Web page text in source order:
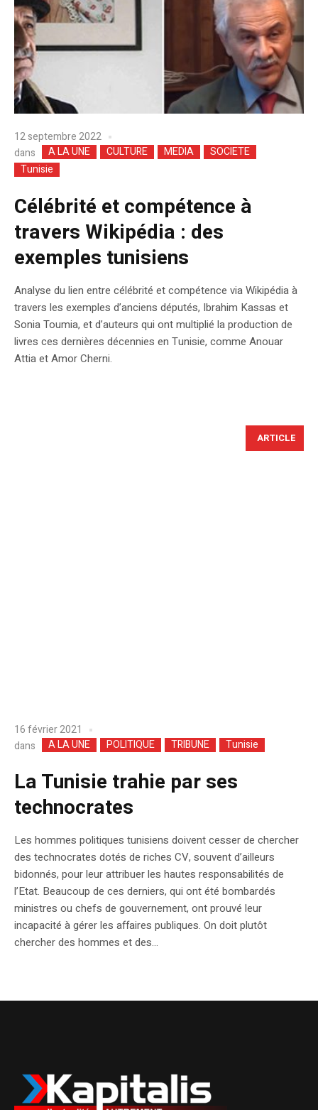
12 septembre 2022
dans
A LA UNE CULTURE MEDIA
SOCIETE
Tunisie
Célébrité et compétence à
travers Wikipédia : des
exemples tunisiens
Analyse du lien entre célébrité et compétence via Wikipédia à
travers les exemples d’anciens députés, Ibrahim Kassas et
Sonia Toumia, et d’auteurs qui ont multiplié la production de
livres ces dernières décennies en Tunisie, comme Anouar
Attia et Amor Cherni.
ARTICLE
16 février 2021
dans
A LA UNE POLITIQUE TRIBUNE Tunisie
La Tunisie trahie par ses
technocrates
Les hommes politiques tunisiens doivent cesser de chercher
des technocrates dotés de riches CV, souvent d’ailleurs
bidonnés, pour leur attribuer les hautes responsabilités de
l’Etat. Beaucoup de ces derniers, qui ont été bombardés
ministres ou chefs de gouvernement, ont prouvé leur
incapacité à gérer les affaires publiques. On doit plutôt
chercher des hommes et des...